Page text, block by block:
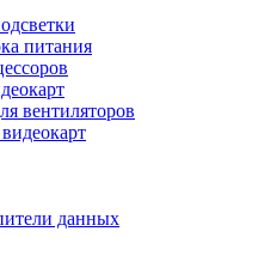
питания
вентиляторов
данных